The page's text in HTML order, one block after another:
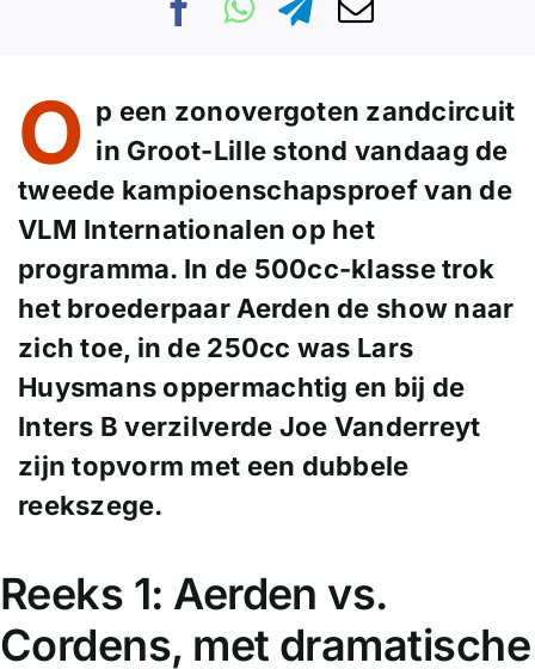
O p een zonovergoten zandcircuit
in Groot-Lille stond vandaag de
tweede kampioenschapsproef van de
VLM Internationalen op het
programma. In de 500cc-klasse trok
het broederpaar Aerden de show naar
zich toe, in de 250cc was Lars
Huysmans oppermachtig en bij de
Inters B verzilverde Joe Vanderreyt
zijn topvorm met een dubbele
reekszege.
Reeks 1: Aerden vs.
Cordens, met dramatische